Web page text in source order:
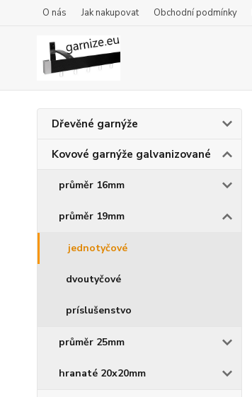
O nás Jak nakupovat Obchodní podmínky
Dřevěné garnýže
Kovové garnýže galvanizované
průměr 16mm
průměr 19mm
jednotyčové
dvoutyčové
príslušenstvo
průměr 25mm
hranaté 20x20mm